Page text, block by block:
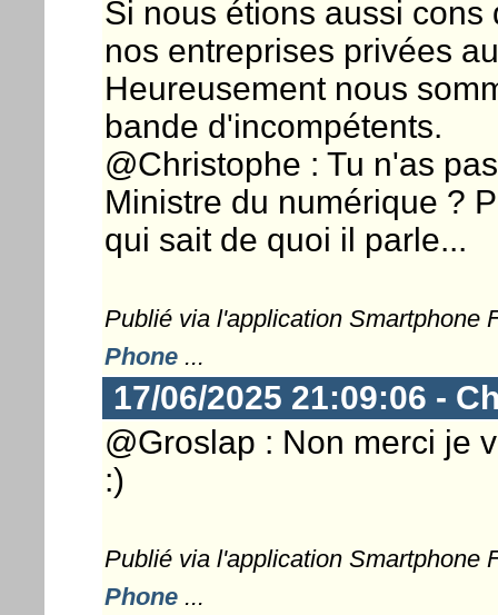
Si nous étions aussi
nos entreprises privées
Heureusement nous
bande d'incompétents.
@Christophe : Tu n'as
Ministre du numérique ?
qui sait de quoi il parle...
Publié via l'application Smartphone
Phone...
17/06/2025 21:09:06 -
@Groslap : Non merci je
:)
Publié via l'application Smartphone
Phone...